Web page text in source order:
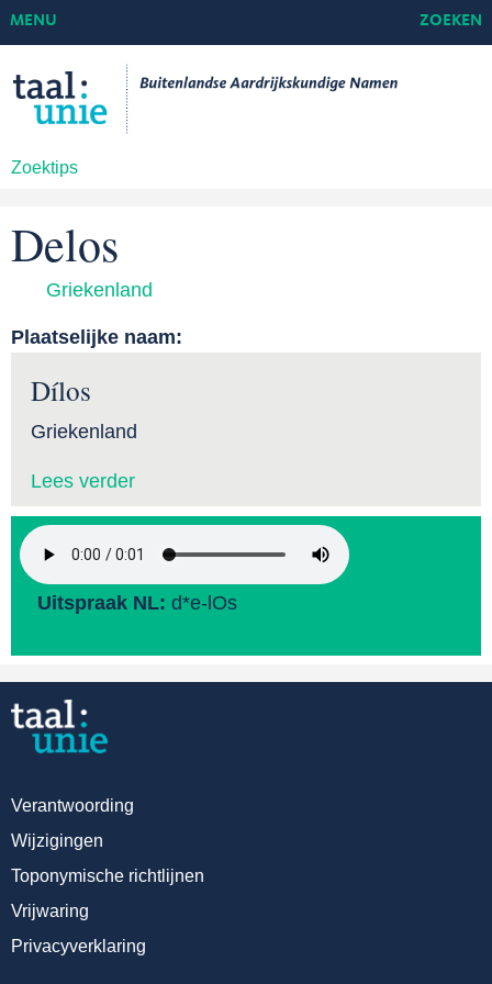
Zoektips
MENU ZOEKEN
Delos
Griekenland
Plaatselijke naam:
Dílos
Griekenland
Lees verder
Uitspraak NL: d*e-lOs
Verantwoording
Wijzigingen
Toponymische richtlijnen
Vrijwaring
Privacyverklaring